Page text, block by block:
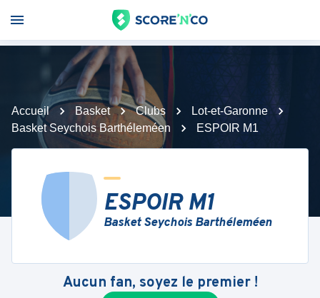
Accueil Basket Clubs
Lot-et-Garonne
Basket Seychois Barthéleméen
ESPOIR M1
ESPOIR M1
Basket Seychois Barthéleméen
Aucun fan, soyez le premier !